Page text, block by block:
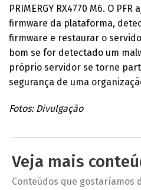
PRIMERGY RX4770 M6. O
firmware da plataforma,
firmware e restaurar o
bom se for detectado um
próprio servidor se torne
segurança de uma
Fotos: Divulgação
Veja mais
Conteúdos que gostaríamos